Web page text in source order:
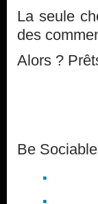
La seule
des
Alors ?
Be